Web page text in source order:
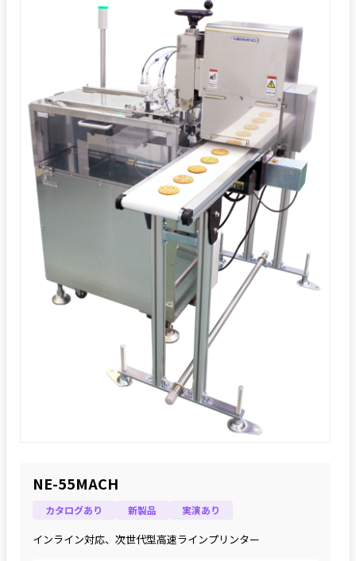
NE-55MACH
カタログあり 新製品 実演あり
インライン対応、次世代型高速ラインプリンター